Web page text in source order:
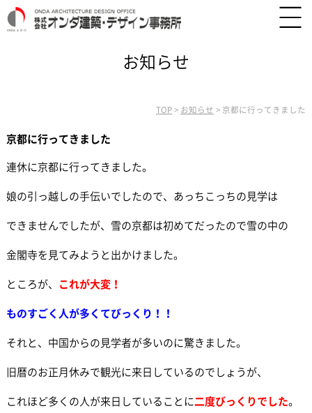
お知らせ
TOP > お知らせ > 京都に行ってきました
京都に行ってきました
連休に京都に行ってきました。
娘の引っ越しの手伝いでしたので、あっちこっちの見学は
できませんでしたが、雪の京都は初めてだったので雪の中の
金閣寺を見てみようと出かけました。
ところが、 これが大変！
ものすごく人が多くてびっくり！！
それと、中国からの見学者が多いのに驚きました。
旧暦のお正月休みで観光に来日しているのでしょうが、
これほど多くの人が来日していることに二度びっくりでした。